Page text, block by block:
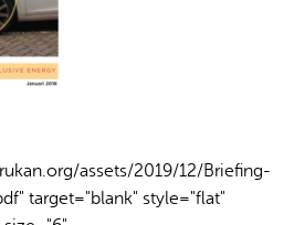
assets/2019/12/Briefing-
target="blank" style="flat"